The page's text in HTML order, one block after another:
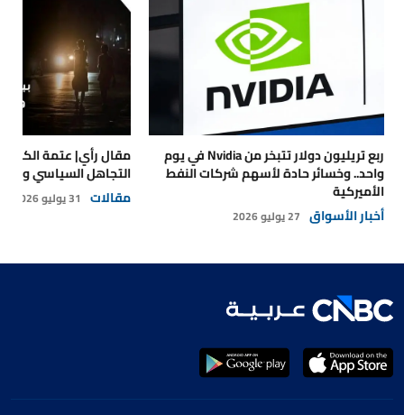
ربع تريليون دولار تتبخر من Nvidia في يوم
واحد.. وخسائر حادة لأسهم شركات النفط
الأميركية
أخبار الأسواق 27 يوليو 2026
مقال رأي| عتمة
التجاهل السياسي
مقالات 31 يوليو 2026